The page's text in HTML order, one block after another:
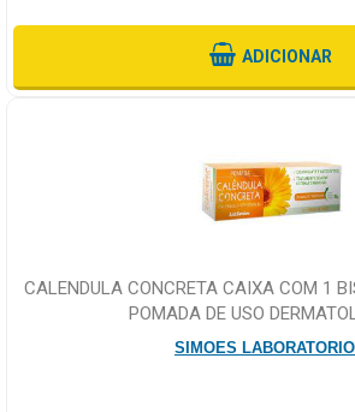
ADICIONAR
CALENDULA CONCRETA CAIXA COM 1
POMADA DE USO
SIMOES